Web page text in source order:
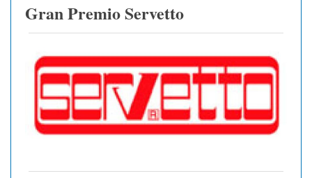
NEWSLETTER
Gran Premio Servetto